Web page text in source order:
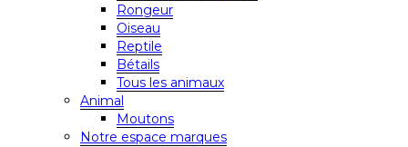
Rongeur
Oiseau
Reptile
Bétails
Tous les animaux
Animal
Moutons
Notre espace marques